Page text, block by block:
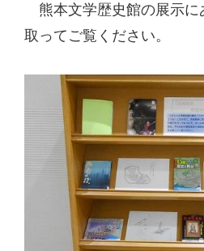
熊本文学歴史館の展示に
取ってご覧ください。